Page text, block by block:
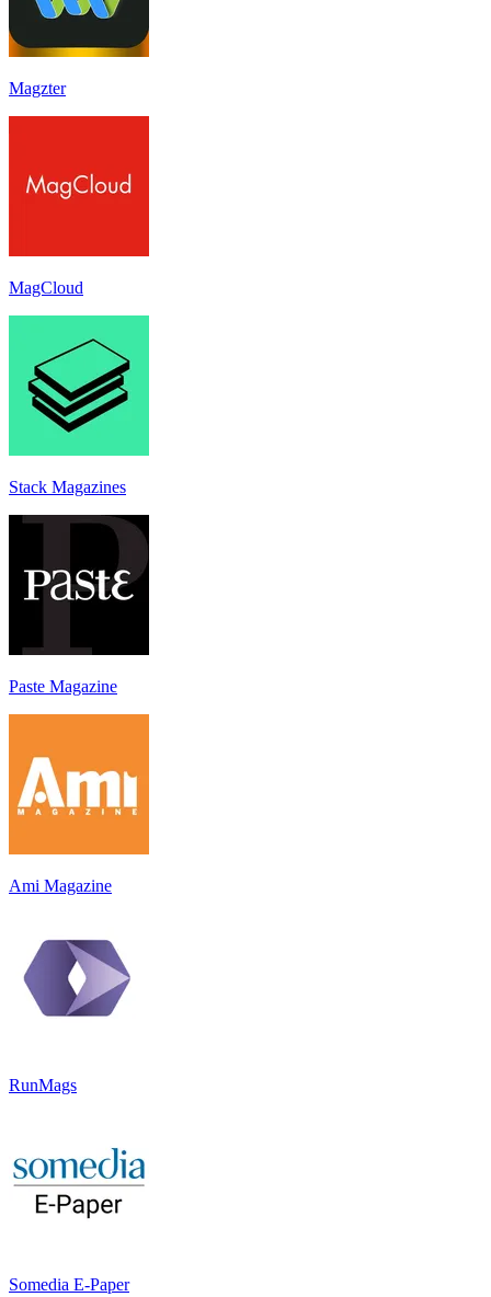
Magzter
MagCloud
Stack Magazines
Paste Magazine
Ami Magazine
RunMags
Somedia E-Paper